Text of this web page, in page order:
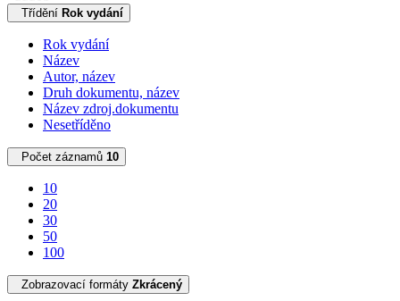
Třídění Rok vydání
Rok vydání
Název
Autor, název
Druh dokumentu, název
Název zdroj.dokumentu
Nesetříděno
Počet záznamů 10
10
20
30
50
100
Zobrazovací formáty Zkrácený